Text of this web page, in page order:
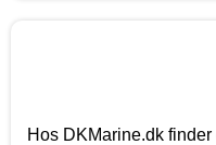
Hos DKMarine.dk